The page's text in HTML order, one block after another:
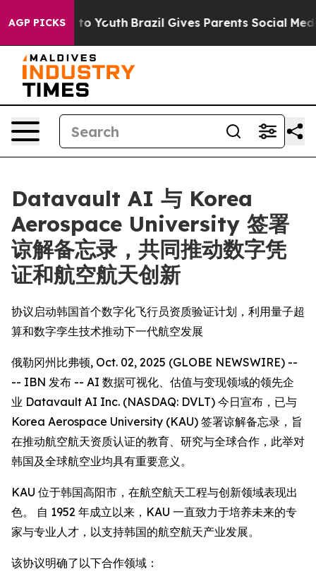
AGP PICKSto Youth Brazil Gives Parents Social Media
Datavault AI 与 Korea
Aerospace University 签署
谅解备忘录，共同推动数字凭
证和航空航天创新
协议启动韩国首个数字化飞行员资质验证计划，利用量子超
算和数字孪生技术推动下一代航空发展
俄勒冈州比弗顿, Oct. 02, 2025 (GLOBE NEWSWIRE) --
-- IBN 发布 -- AI 数据可视化、估值与变现领域的领先企
业 Datavault AI Inc. (NASDAQ: DVLT) 今日宣布，已与
Korea Aerospace University (KAU) 签署谅解备忘录，旨
在推动航空航天资质认证的教育、研究与全球合作，此举对
韩国及全球航空业均具有重要意义。
KAU 位于韩国高阳市，在航空航天工程与创新领域表现出
色。 自 1952 年成立以来，KAU 一直致力于培养未来的专
家与专业人才，以支持韩国的航空航天产业发展。
该协议明确了以下合作领域：